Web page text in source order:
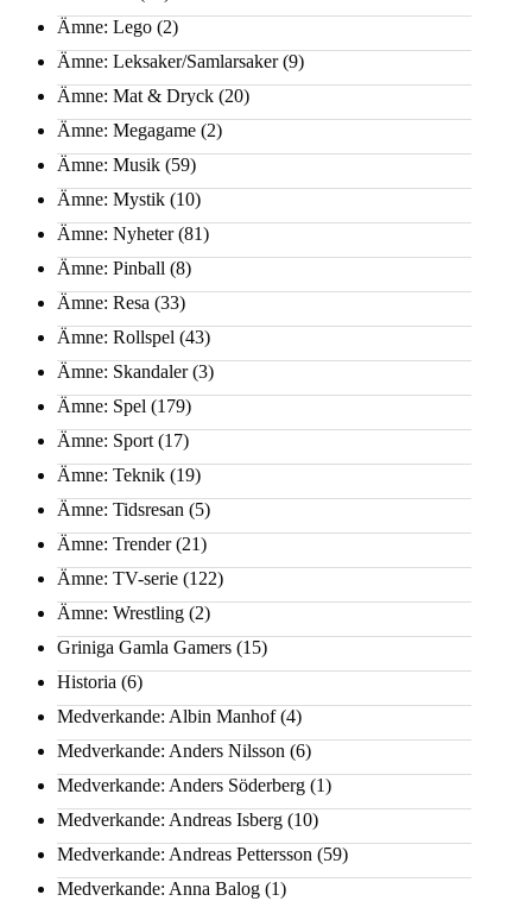
Ämne: Lego (2)
Ämne: Leksaker/Samlarsaker(9)
Ämne: Mat & Dryck (20)
Ämne: Megagame (2)
Ämne: Musik (59)
Ämne: Mystik (10)
Ämne: Nyheter(81)
Ämne: Pinball (8)
Ämne: Resa (33)
Ämne: Rollspel (43)
Ämne: Skandaler(3)
Ämne: Spel (179)
Ämne: Sport (17)
Ämne: Teknik (19)
Ämne: Tidsresan (5)
Ämne: Trender(21)
Ämne: TV-serie (122)
Ämne: Wrestling (2)
Griniga Gamla Gamers (15)
Historia (6)
Medverkande: Albin Manhof(4)
Medverkande: Anders Nilsson (6)
Medverkande: Anders Söderberg (1)
Medverkande: Andreas Isberg (10)
Medverkande: Andreas Pettersson (59)
Medverkande: Anna Balog (1)